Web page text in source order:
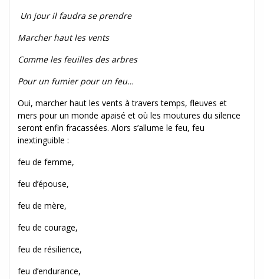
Un jour il faudra se prendre
Marcher haut les vents
Comme les feuilles des arbres
Pour un fumier pour un feu…
Oui, marcher haut les vents à travers temps, fleuves et
mers pour un monde apaisé et où les moutures du silence
seront enfin fracassées. Alors s’allume le feu, feu
inextinguible :
feu de femme,
feu d’épouse,
feu de mère,
feu de courage,
feu de résilience,
feu d’endurance,